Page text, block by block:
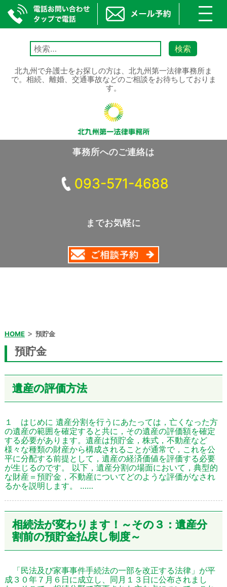
検
索:
北九州で弁護士をお探しの方は、北九州第一法律事務所ま
で。相続、離婚、交通事故などのご相談をお待ちしておりま
す。
事務所へのご連絡は
093-571-4688
までお気軽に
HOME> 預貯金
預貯金
遺産の評価方法
１ はじめに 遺産分割を行うにあたっては，亡くなった方
の遺産の範囲を確定すると共に，その遺産の評価額を確定
する必要があります。遺産は預貯金，株式，不動産など
様々な種類の財産から構成されることが通常で，これを公
平に分配する前提として，遺産の経済価値を評価する必要
が生じるのです。 以下，遺産分割の場面において，典型的
な財産＝預貯金，不動産についてどのような評価がなされ
るかを説明します。 ……
相続法が変わります！～その３：遺産分
割前の預貯金払戻し制度～
「民法及び家事事件手続法の一部を改正する法律」が平
成３０年７月６日に成立し、同月１３日に公布されまし